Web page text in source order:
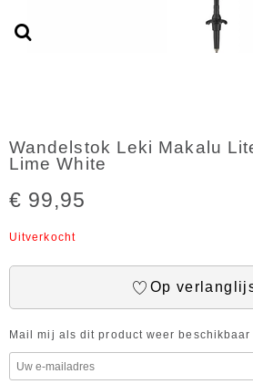
Wandelstok Leki Makalu
Lime White
€ 99,95
Uitverkocht
Op
Mail mij als dit product weer beschikbaar